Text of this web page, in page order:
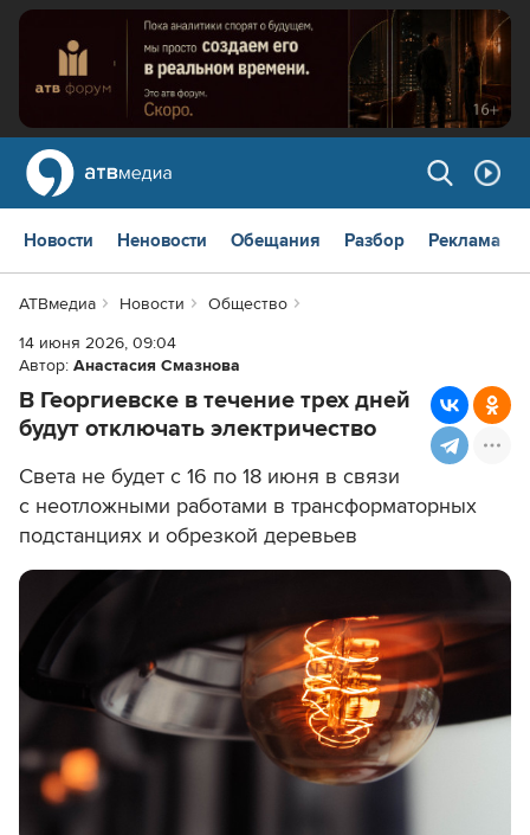
Новости Неновости Обещания Разбор Реклама
АТВмедиа Новости
Общество
14 июня 2026, 09:04
Автор: Анастасия Смазнова
В Георгиевске в течение трех дней
будут отключать электричество
Света не будет с 16 по 18 июня в связи
с неотложными работами в трансформаторных
подстанциях и обрезкой деревьев